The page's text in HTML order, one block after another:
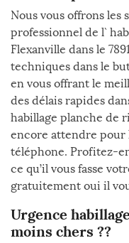
Nous vous offrons les
professionnel de l`
Flexanville dans le
techniques dans le
en vous offrant le
des délais rapides
habillage planche de
encore attendre
téléphone. Profitez-
ce qu’il vous fasse
gratuitement oui il
Urgence
moins chers ??